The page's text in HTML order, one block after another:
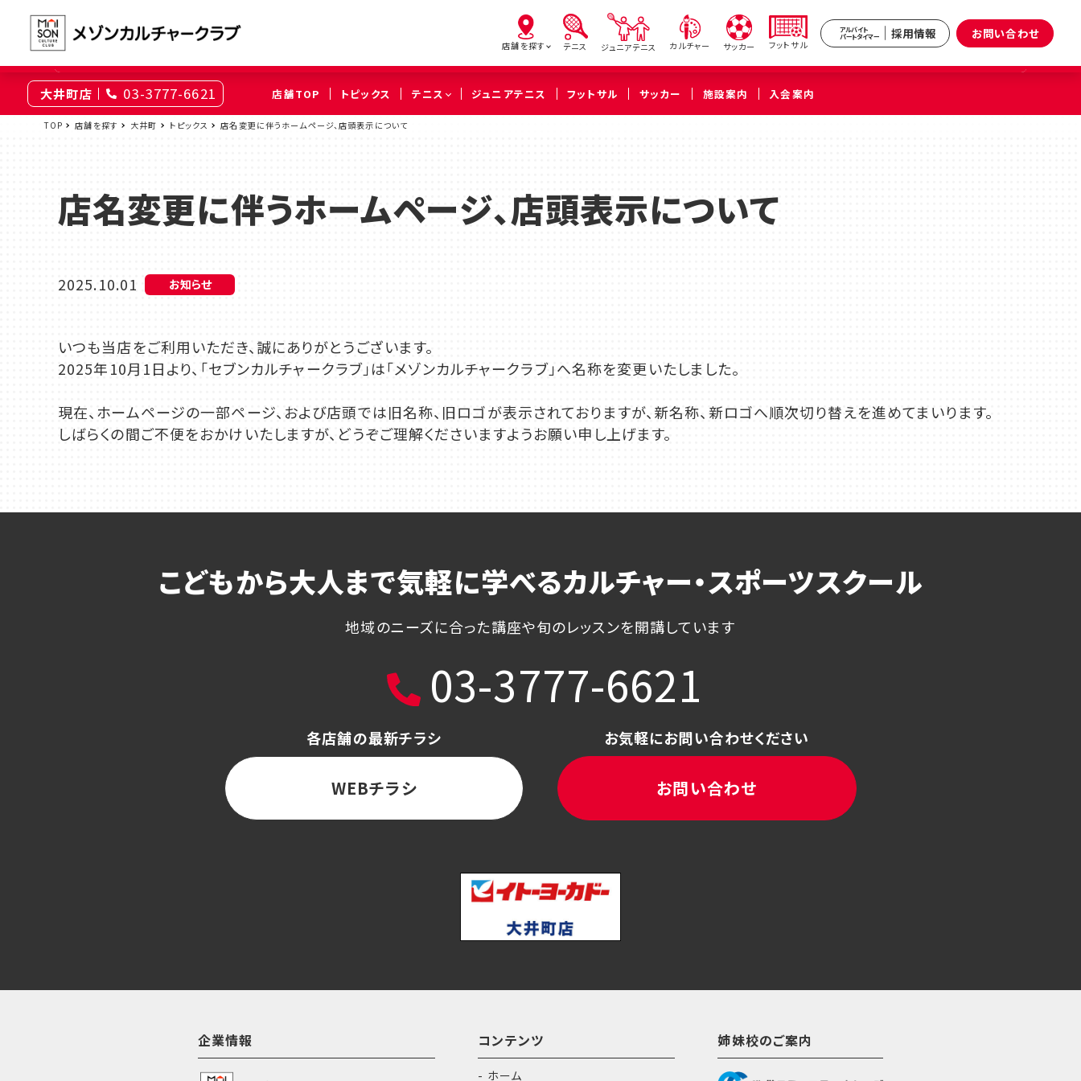
店舗を探す
東京
綾瀬 大井町 亀有
神奈川
伊勢原 相模原 橋本 溝の口 武蔵小杉
埼玉
（上尾市） （さいたま市浦和区） （久喜市）
蘇我
（千葉市中央区）
鳳 八尾
テニス ジュニアテニス カルチャー サッカー フットサル
アルバイト
パートタイマー 採用情報 お問い合わせ
大井町店 03-3777-6621 店舗TOP トピックス テニス ジュニアテニス フットサル サッカー 施設案内 入会案内
TOP 店舗を探す 大井町 トピックス 店名変更に伴うホームページ、店頭表示について
店名変更に伴うホームページ、店頭表示について
2025.10.01 お知らせ
いつも当店をご利用いただき、誠にありがとうございます。
2025年10月1日より、「セブンカルチャークラブ」は「メゾンカルチャークラブ」へ名称を変更いたしました。
現在、ホームページの一部ページ、および店頭では旧名称、旧ロゴが表示されておりますが、新名称、新ロゴへ順次切り替えを進めてまいります。
しばらくの間ご不便をおかけいたしますが、どうぞご理解くださいますようお願い申し上げます。
こどもから大人まで気軽に学べるカルチャー・スポーツスクール
地域のニーズに合った講座や旬のレッスンを開講しています
03-3777-6621
各店舗の最新チラシ
WEBチラシ
お気軽にお問い合わせください
お問い合わせ
企業情報 コンテンツ
ホーム
姉妹校のご案内